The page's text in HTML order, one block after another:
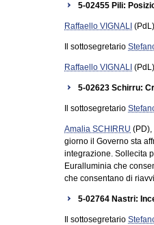
5-02455 Pili:
Raffaello VIGNALI
Il sottosegretario
Raffaello VIGNALI
5-02623 Schirru:
Il sottosegretario
Amalia SCHIRRU (PD),
giorno il Governo sta
integrazione. Sollecita
Euralluminia che
che consentano di
5-02764 Nastri:
Il sottosegretario